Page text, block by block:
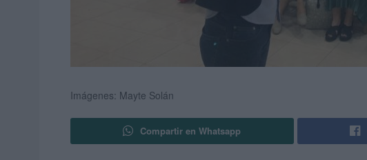
Imágenes: Mayte Solán
Compartir en Whatsapp